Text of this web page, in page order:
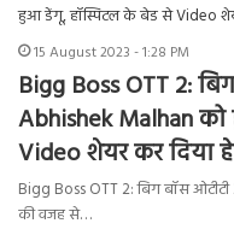
15 August 2023 - 1:28 PM
Bigg Boss OTT 2:
Abhishek Malhan
Video शेयर कर दिया
Bigg Boss OTT 2: बिग बॉस
की वजह से…